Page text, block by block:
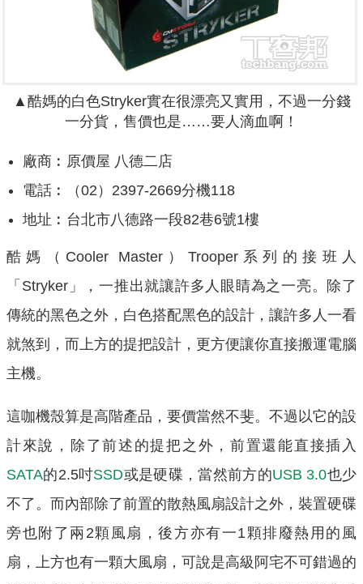
▲ 酷媽的白色Stryker實在很漂亮又實用，不過一分錢
一分貨，售價也是……要人滴血啊！
廠商︰原價屋 八德二店
電話︰（02）2397-2669分機118
地址︰台北市八德路一段82巷6號1樓
酷媽（Cooler Master）Trooper系列的接班人
「Stryker」，一推出就讓許多人眼睛為之一亮。除了
傳統的黑色之外，白色搭配黑色的設計，讓許多人一看
就煞到，而上方的提把設計，更方便讓你直接搬運電腦
主機。
這咖機殼算是高階產品，要價當然不斐。不過以它的設
計來說，除了前述的提把之外，前置還能直接插入
SATA的2.5吋SSD或是硬碟，當然前方的USB 3.0也少
不了。而內部除了前置的散熱風扇設計之外，裝置硬碟
旁也附了兩2顆風扇，後方亦有一1顆排廢熱用的風
扇，上方也有一顆大風扇，可說是高級阿宅不可錯過的